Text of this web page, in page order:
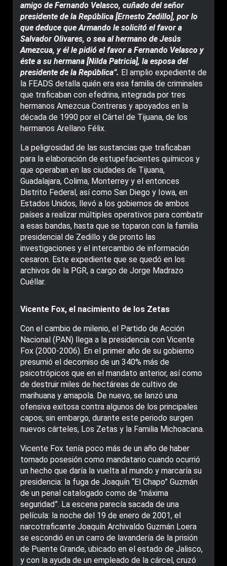
amigo de Fernando Velasco, cuñado del señor
presidente de la República [Ernesto Zedillo], por lo
que deduce que Armando le solicitó el favor a
Salvador Olivares, o sea al hermano de Jesús
Amezcua, y él le pidió el favor a Fernando Velasco y
éste a su hermana [Nilda Patricia], la esposa del
presidente de la República”. El amplio expediente de
la FEADS detalla quién era esa familia de criminales
que traficaban con efedrina, integrada por tres
hermanos Amezcua Contreras y apoyados en la
década de 1990 por el Cártel de Tijuana, de los
hermanos Arellano Félix.
La peligrosidad de las sustancias que traficaban
para la elaboración de estupefacientes quí­micos y
que operaban en las ciudades de Tijuana,
Guadalajara, Colima, Monterrey y el entonces
Distrito Federal, así como San Diego y Iowa, en
Estados Unidos, llevó a los gobiernos de ambos
países a realizar múltiples operativos para combatir
a esas bandas, hasta que se toparon con la familia
presidencial de Zedillo y de pronto las
investigaciones y el intercambio de información
cesaron. Este expediente que se quedó en los
archivos de la PGR, a cargo de Jorge Madrazo
Cuéllar.
Vicente Fox, el nacimiento de los Zetas
Con el cambio de milenio, el Partido de Acción
Nacional (PAN) llega a la presidencia con Vicente
Fox (2000-2006). En el primer año de su gobierno
presumió el decomiso de un 340% más de
psicotrópicos que en el mandato anterior, así como
de destruir miles de hectáreas de cultivo de
marihuana y amapola. De nuevo, se lanzó una
ofensiva exitosa contra algunos de los principales
capos; sin embargo, durante este periodo surgen
nuevos cárteles, Los Zetas y la Familia Michoacana.
Vicente Fox tenía poco más de un año de haber
tomado posesión como mandatario cuando ocurrió
un hecho que daría la vuelta al mundo y marcaría su
presidencia: la fuga de Joaquín “El Chapo” Guzmán
de un penal catalogado como de “máxima
seguridad”. La escena parecía sacada de una
película: la noche del 19 de enero de 2001, el
narcotraficante Joaquín Archivaldo Guzmán Loera
se escondió en un carro de lavandería de la prisión
de Puente Grande, ubicado en el estado de Jalisco,
y con la ayuda de un empleado de la cárcel, cruzó